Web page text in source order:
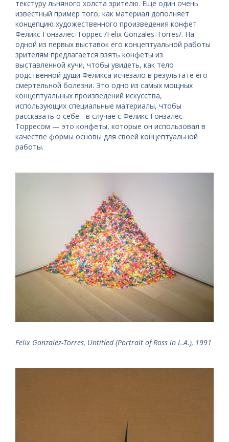
текстуру льняного холста зрителю. Еще один очень
известный пример того, как материал дополняет
концепцию художественного произведения конфет
Феликс Гонзалес-Торрес /Felix Gonzales-Torres/. На
одной из первых выставок его концептуальной работы
зрителям предлагается взять конфеты из
выставленной кучи, чтобы увидеть, как тело
родственной души Феликса исчезало в результате его
смертельной болезни. Это одно из самых мощных
концептуальных произведений искусства,
использующих специальные материалы, чтобы
рассказать о себе - в случае с Феликс Гонзалес-
Торресом — это конфеты, которые он использовал в
качестве формы основы для своей концептуальной
работы.
Felix Gonzalez-Torres, Untitled (Portrait of Ross in L.A.), 1991